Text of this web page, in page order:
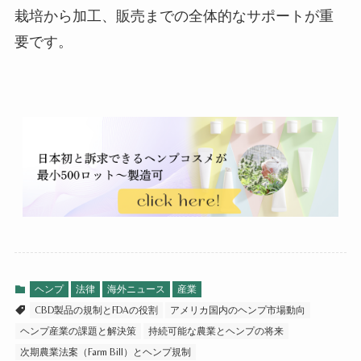
栽培から加工、販売までの全体的なサポートが重
要です。
ヘンプ 法律 海外ニュース
産業
CBD製品の規制とFDAの役割
アメリカ国内のヘンプ市場動向
ヘンプ産業の課題と解決策
持続可能な農業とヘンプの将来
次期農業法案（Farm Bill）とヘンプ規制